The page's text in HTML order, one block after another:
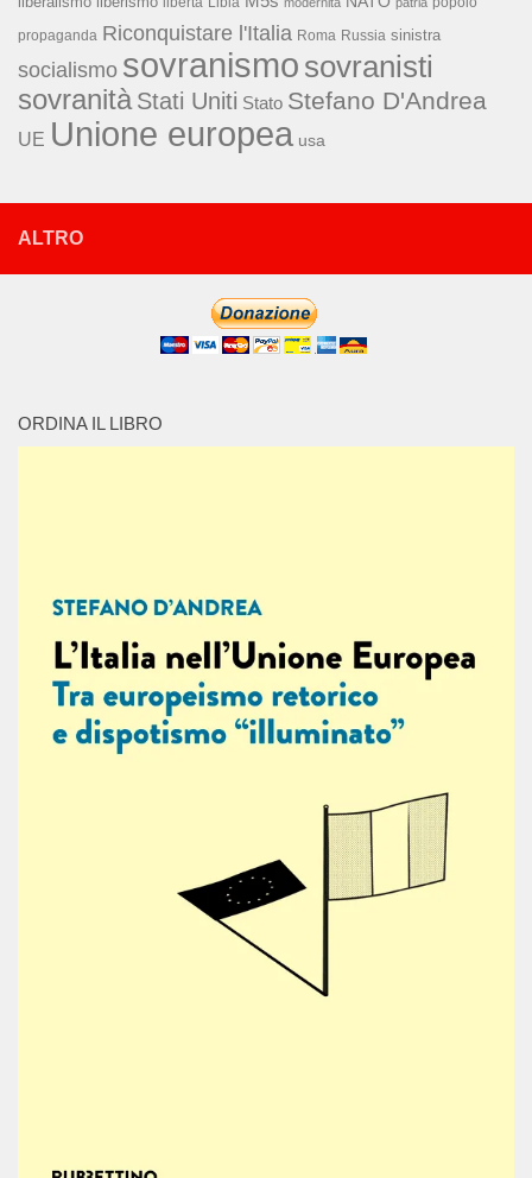
propaganda Riconquistare l'Italia Roma Russia sinistra
socialismo sovranismo sovranisti
sovranità Stati Uniti Stato Stefano D'Andrea
UE Unione europea usa
ALTRO
ORDINA IL LIBRO